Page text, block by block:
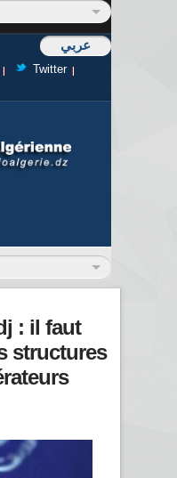
عربي
Twitter
: il faut
structures